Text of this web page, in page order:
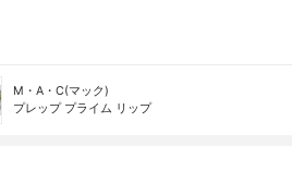
M・A・C(マック)
プレップ プライム リップ